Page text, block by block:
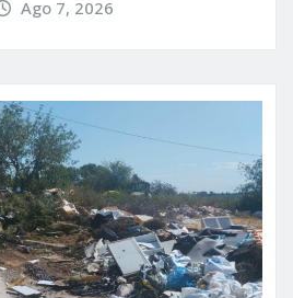
Ago 7, 2026